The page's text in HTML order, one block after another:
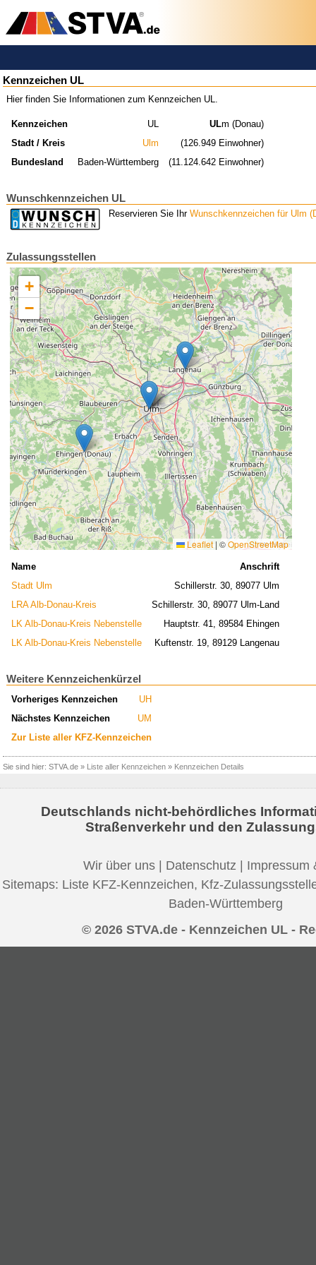
Kennzeichen UL
Hier finden Sie Informationen zum Kennzeichen UL.
Kennzeichen UL ULm (Donau)
Stadt / Kreis
Ulm
(126.949 Einwohner)
Bundesland
Baden-Württemberg (11.124.642 Einwohner)
Wunschkennzeichen UL
Reservieren Sie Ihr Wunschkennzeichen für Ulm
Zulassungsstellen
+
−
Leaflet | ©OpenStreetMap
Name
Anschrift
Stadt Ulm
Schillerstr. 30, 89077 Ulm
LRA Alb-Donau-Kreis
Schillerstr. 30, 89077 Ulm-Land
LK Alb-Donau-Kreis Nebenstelle
Hauptstr. 41, 89584 Ehingen
LK Alb-Donau-Kreis Nebenstelle
Kuftenstr. 19, 89129 Langenau
Weitere Kennzeichenkürzel
Vorheriges Kennzeichen
UH
Nächstes Kennzeichen
UM
Zur Liste aller KFZ-Kennzeichen
Sie sind hier: STVA.de » Liste aller Kennzeichen » Kennzeichen Details
Deutschlands nicht-behördliches
Straßenverkehr und den
Wir über uns | Datenschutz | Impressum
Sitemaps: Liste KFZ-Kennzeichen, Kfz-
Baden-Württemberg
© 2026 STVA.de - Kennzeichen UL -